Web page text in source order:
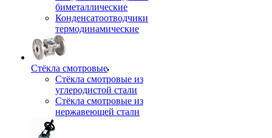
биметаллические
Конденсатоотводчики
термодинамические
Стёкла смотровые
Стёкла смотровые из
углеродистой стали
Стёкла смотровые из
нержавеющей стали